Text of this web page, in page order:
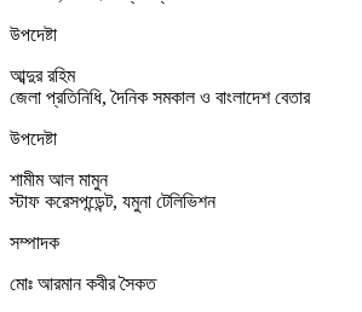
উপদেষ্টা
আব্দুর রহিম
জেলা প্রতিনিধি, দৈনিক সমকাল ও বাংলাদেশ বেতার
উপদেষ্টা
শামীম আল মামুন
স্টাফ করেসপন্ডেন্ট, যমুনা টেলিভিশন
সম্পাদক
মোঃ আরমান কবীর সৈকত